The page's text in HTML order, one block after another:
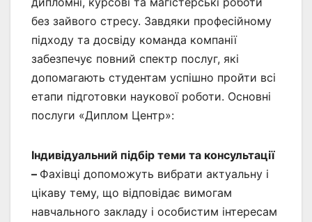
без зайвого стресу. Завдяки професійному
підходу та досвіду команда компанії
забезпечує повний спектр послуг, які
допомагають студентам успішно пройти всі
етапи підготовки наукової роботи. Основні
послуги «Диплом Центр»:
Індивідуальний підбір теми та консультації
– Фахівці допоможуть вибрати актуальну і
цікаву тему, що відповідає вимогам
навчального закладу і особистим інтересам